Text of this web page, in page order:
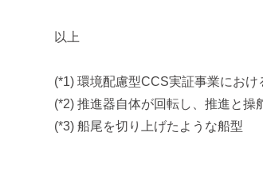
以上
(*1) 環境配慮型CCS実証事業にお
(*2) 推進器自体が回転し、推進と
(*3) 船尾を切り上げたような船型